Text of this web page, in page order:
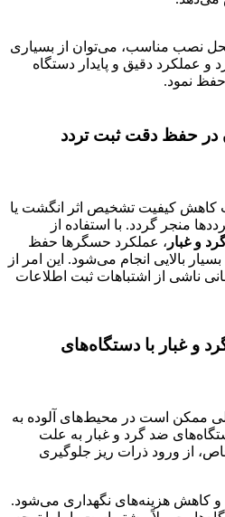
نصب مناسب، می‌توان از بسیاری
و عملکرد دقیق و پایدار دستگاه
نمود.
در حفظ دقت ثبت تردد
کاهش کیفیت تشخیص اثر انگشت یا
منجر گردد. با استفاده از
و غبار ، عملکرد حسگرها حفظ
بالایی انجام می‌شود. این امر از
ناشی از اشتباهات ثبت اطلاعات
و غبار با دستگاه‌های
ممکن است در محیط‌های آلوده به
ضد گرد و غبار به علت
از ورود ذرات ریز جلوگیری
و کاهش هزینه‌های نگهداری می‌شود.